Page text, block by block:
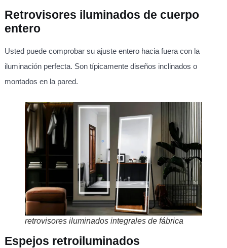
Retrovisores iluminados de cuerpo
entero
Usted puede comprobar su ajuste entero hacia fuera con la
iluminación perfecta. Son típicamente diseños inclinados o
montados en la pared.
retrovisores iluminados integrales de fábrica
Espejos retroiluminados